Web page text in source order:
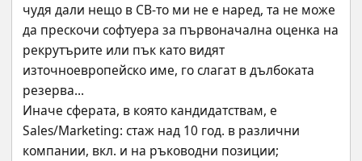
чудя дали нещо в СВ-то ми не е наред, та не може
да прескочи софтуера за първоначална оценка на
рекрутърите или пък като видят
източноевропейско име, го слагат в дълбоката
резерва...
Иначе сферата, в която кандидатствам, е
Sales/Marketing: стаж над 10 год. в различни
компании, вкл. и на ръководни позиции;